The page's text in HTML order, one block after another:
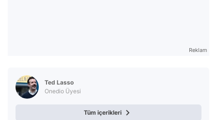
Reklam
Ted Lasso
Onedio Üyesi
Tüm içerikleri